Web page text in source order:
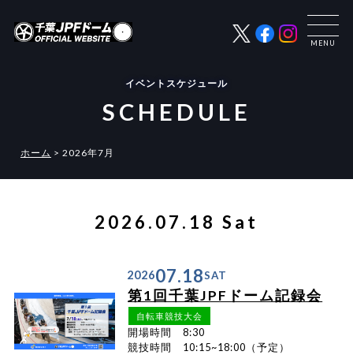
イベントスケジュール
SCHEDULE
ホーム > 2026年7月
2026.07.18 Sat
202607.18SAT
第1回千葉JPFドーム記録会
自転車競技大会
開場時間 8:30
競技時間 10:15~18:00（予定）